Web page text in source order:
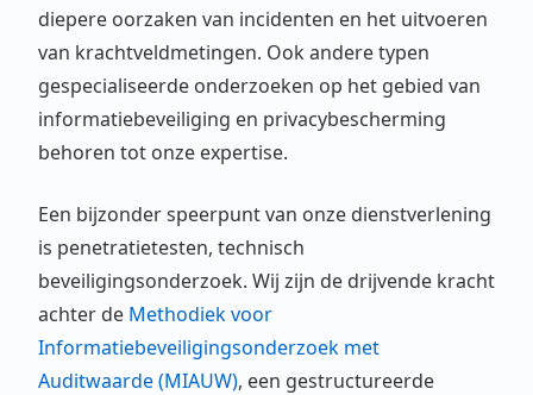
diepere oorzaken van incidenten en het uitvoeren
van krachtveldmetingen. Ook andere typen
gespecialiseerde onderzoeken op het gebied van
informatiebeveiliging en privacybescherming
behoren tot onze expertise.
Een bijzonder speerpunt van onze dienstverlening
is penetratietesten, technisch
beveiligingsonderzoek. Wij zijn de drijvende kracht
achter de Methodiek voor
Informatiebeveiligingsonderzoek met
Auditwaarde (MIAUW), een gestructureerde